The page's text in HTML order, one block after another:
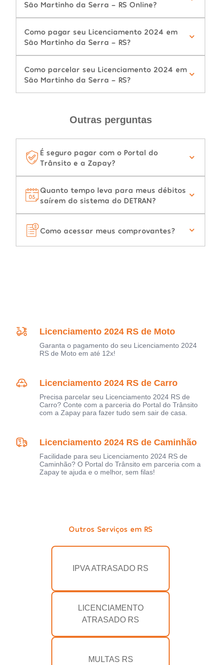
São Martinho da Serra - RS Online?
Como pagar seu Licenciamento 2024 em
São Martinho da Serra - RS?
Como parcelar seu Licenciamento 2024 em
São Martinho da Serra - RS?
Outras perguntas
É seguro pagar com o Portal do
Trânsito e a Zapay?
Quanto tempo leva para meus débitos
saírem do sistema do DETRAN?
Como acessar meus comprovantes?
Licenciamento 2024 RS de Moto
Garanta o pagamento do seu Licenciamento 2024
RS de Moto em até 12x!
Licenciamento 2024 RS de Carro
Precisa parcelar seu Licenciamento 2024 RS de
Carro? Conte com a parceria do Portal do Trânsito
com a Zapay para fazer tudo sem sair de casa.
Licenciamento 2024 RS de Caminhão
Facilidade para seu Licenciamento 2024 RS de
Caminhão? O Portal do Trânsito em parceria com a
Zapay te ajuda e o melhor, sem filas!
Outros Serviços em RS
IPVA ATRASADO RS
LICENCIAMENTO
ATRASADO RS
MULTAS RS